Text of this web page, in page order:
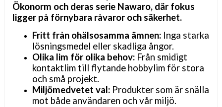
Ökonorm och deras serie Nawaro, där fokus
ligger på förnybara råvaror och säkerhet.
Fritt från ohälsosamma ämnen: Inga starka
lösningsmedel eller skadliga ångor.
Olika lim för olika behov: Från smidigt
kontaktlim till flytande hobbylim för stora
och små projekt.
Miljömedvetet val: Produkter som är snälla
mot både användaren och vår miljö.